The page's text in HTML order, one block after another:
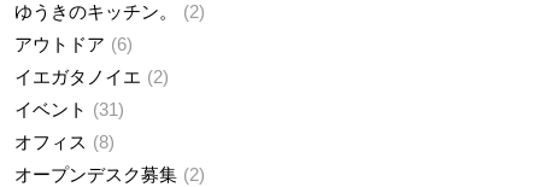
ゆうきのキッチン。
2
アウトドア
6
イエガタノイエ
2
イベント
31
オフィス
8
オープンデスク募集
2